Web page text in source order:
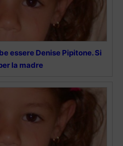
essere Denise Pipitone. Si
la madre